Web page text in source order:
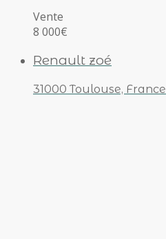
Vente
8 000€
Renault zoé
31000 Toulouse, France